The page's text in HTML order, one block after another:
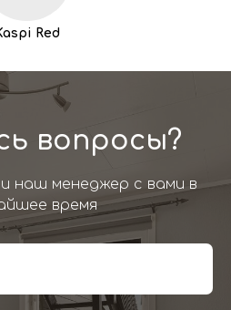
Red
вопросы?
наш менеджер с вами в
время